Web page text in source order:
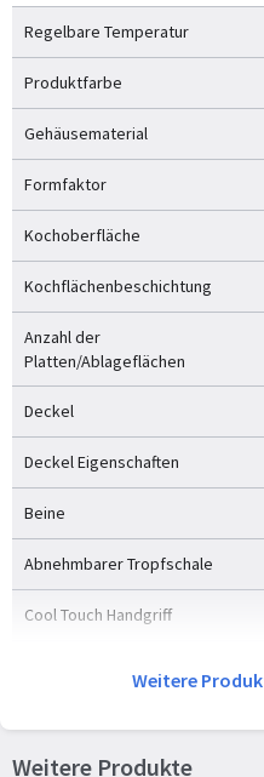
Regelbare Temperatur
Produktfarbe
Gehäusematerial
Formfaktor
Kochoberfläche
Kochflächenbeschichtung
Anzahl der
Platten/Ablageflächen
Deckel
Deckel Eigenschaften
Beine
Abnehmbarer Tropfschale
Cool Touch Handgriff
Verpackungsdaten
Weitere
Weitere Produkte